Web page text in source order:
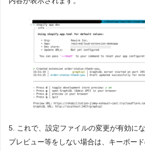
5. これで、設定ファイルの変更が有効に
プレビュー等をしない場合は、キーボー